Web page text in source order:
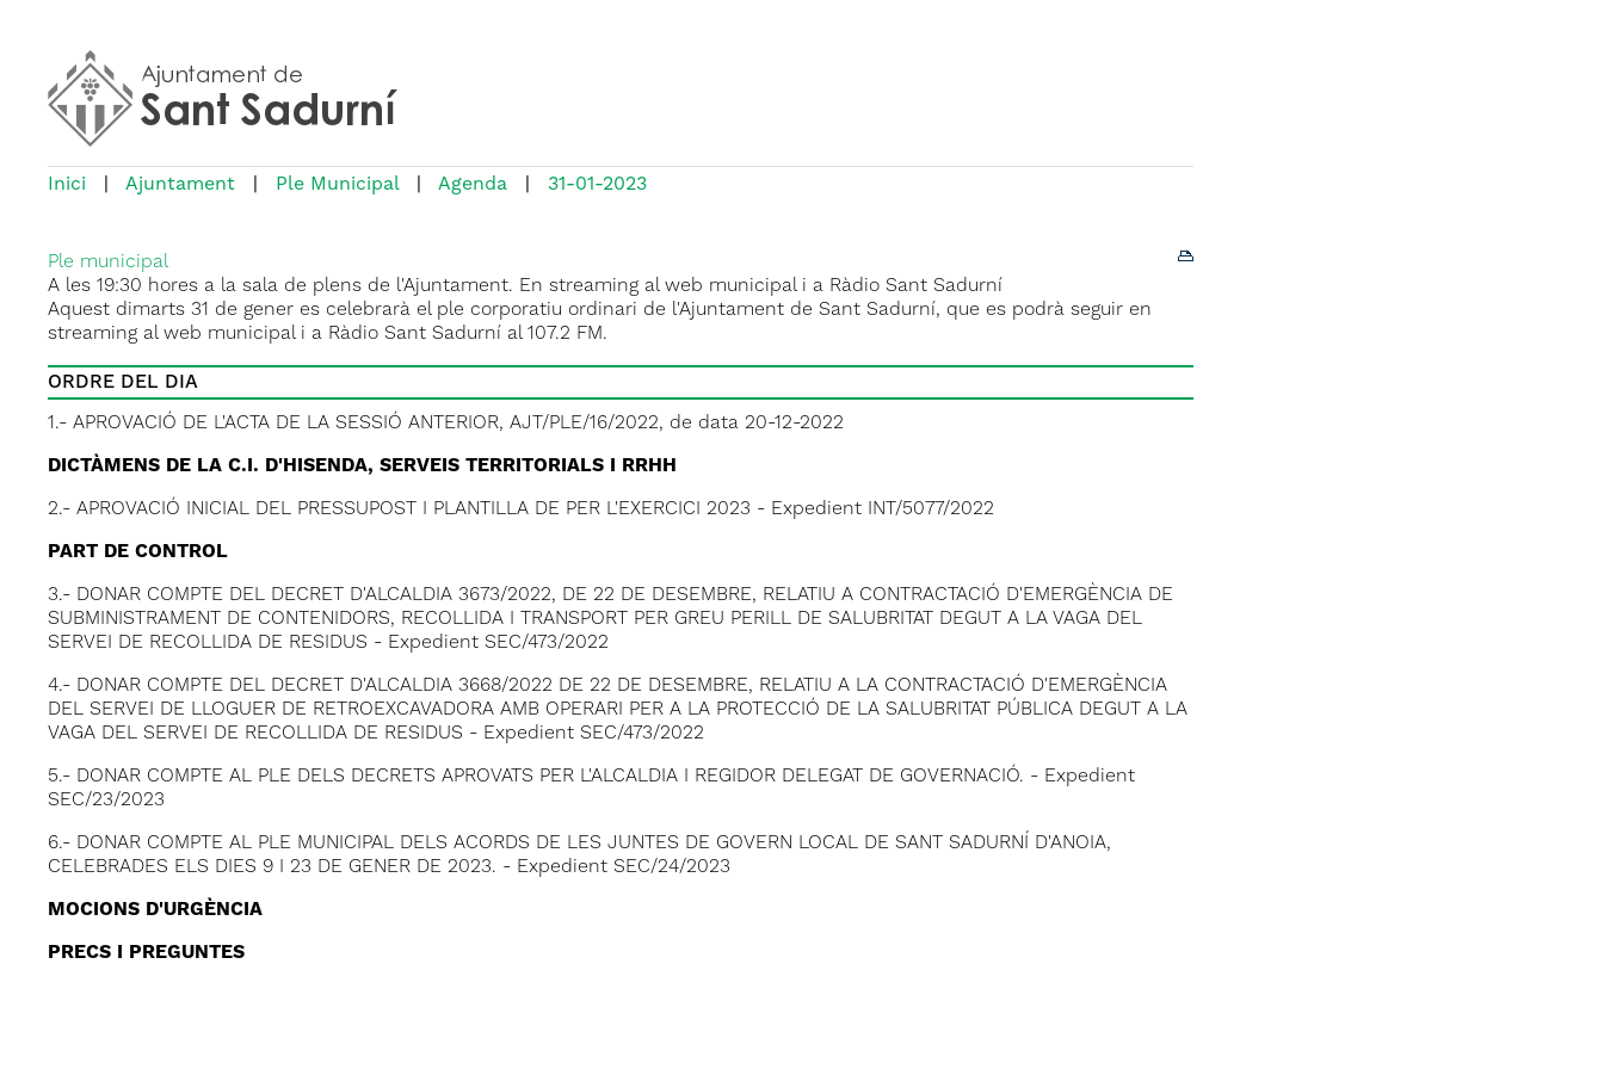
Inici Ajuntament Ple Municipal Agenda 31-01-2023
Ple municipal
A les 19:30 hores a la sala de plens de l'Ajuntament. En streaming al web municipal i a Ràdio Sant Sadurní
Aquest dimarts 31 de gener es celebrarà el ple corporatiu ordinari de l'Ajuntament de Sant Sadurní, que es podrà seguir en
streaming al web municipal i a Ràdio Sant Sadurní al 107.2 FM.
ORDRE DEL DIA
1.- APROVACIÓ DE L'ACTA DE LA SESSIÓ ANTERIOR, AJT/PLE/16/2022, de data 20-12-2022
DICTÀMENS DE LA C.I. D'HISENDA, SERVEIS TERRITORIALS I RRHH
2.- APROVACIÓ INICIAL DEL PRESSUPOST I PLANTILLA DE PER L'EXERCICI 2023 - Expedient INT/5077/2022
PART DE CONTROL
3.- DONAR COMPTE DEL DECRET D'ALCALDIA 3673/2022, DE 22 DE DESEMBRE, RELATIU A CONTRACTACIÓ D'EMERGÈNCIA DE
SUBMINISTRAMENT DE CONTENIDORS, RECOLLIDA I TRANSPORT PER GREU PERILL DE SALUBRITAT DEGUT A LA VAGA DEL
SERVEI DE RECOLLIDA DE RESIDUS - Expedient SEC/473/2022
4.- DONAR COMPTE DEL DECRET D'ALCALDIA 3668/2022 DE 22 DE DESEMBRE, RELATIU A LA CONTRACTACIÓ D'EMERGÈNCIA
DEL SERVEI DE LLOGUER DE RETROEXCAVADORA AMB OPERARI PER A LA PROTECCIÓ DE LA SALUBRITAT PÚBLICA DEGUT A LA
VAGA DEL SERVEI DE RECOLLIDA DE RESIDUS - Expedient SEC/473/2022
5.- DONAR COMPTE AL PLE DELS DECRETS APROVATS PER L'ALCALDIA I REGIDOR DELEGAT DE GOVERNACIÓ. - Expedient
SEC/23/2023
6.- DONAR COMPTE AL PLE MUNICIPAL DELS ACORDS DE LES JUNTES DE GOVERN LOCAL DE SANT SADURNÍ D'ANOIA,
CELEBRADES ELS DIES 9 I 23 DE GENER DE 2023. - Expedient SEC/24/2023
MOCIONS D'URGÈNCIA
PRECS I PREGUNTES